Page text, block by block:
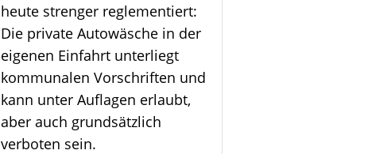
heute strenger reglementiert:
Die private Autowäsche in der
eigenen Einfahrt unterliegt
kommunalen Vorschriften und
kann unter Auflagen erlaubt,
aber auch grundsätzlich
verboten sein.